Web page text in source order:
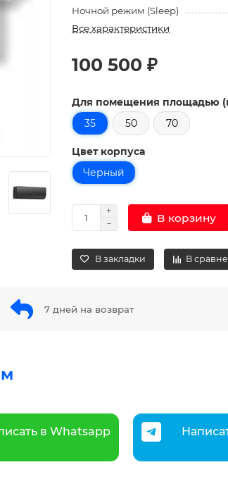
Ночной режим (Sleep)
Все характеристики
100 500 ₽
Для помещения площадью
35
50 70
Цвет корпуса
Черный
В корзину
В закладки В
7 дней на возврат
в Whatsapp